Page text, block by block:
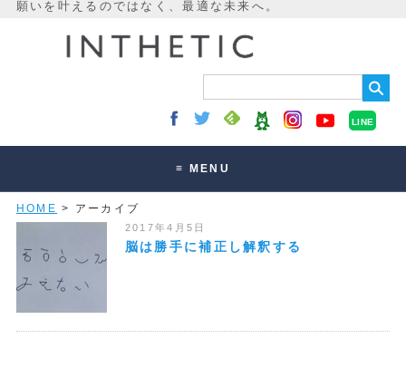
LINE
≡ MENU
講座・セッション
HOME > アーカイブ
2017年4月5日
脳は勝手に補正し解釈する